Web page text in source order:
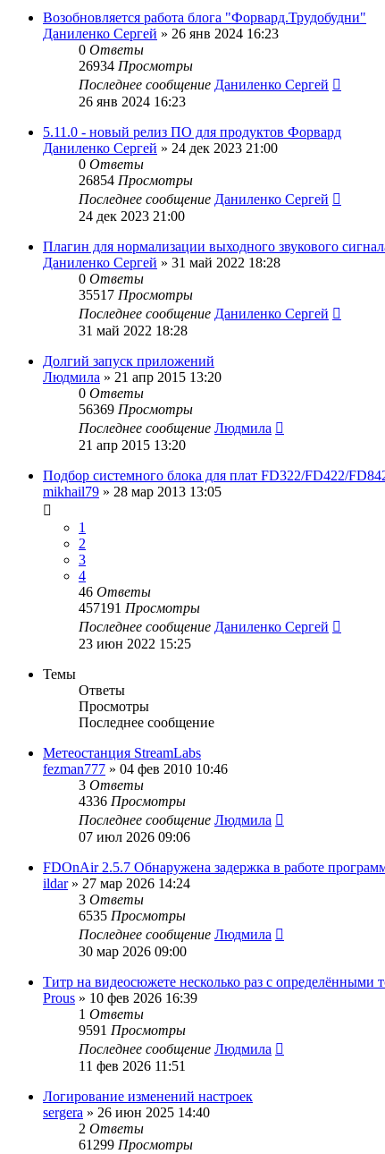
Возобновляется работа блога "Форвард.Трудобудни"
Даниленко Сергей » 26 янв 2024 16:23
0 Ответы
26934 Просмотры
Последнее сообщение Даниленко Сергей
26 янв 2024 16:23
5.11.0 - новый релиз ПО для продуктов Форвард
Даниленко Сергей » 24 дек 2023 21:00
0 Ответы
26854 Просмотры
Последнее сообщение Даниленко Сергей
24 дек 2023 21:00
Плагин для нормализации выходного звукового
Даниленко Сергей » 31 май 2022 18:28
0 Ответы
35517 Просмотры
Последнее сообщение Даниленко Сергей
31 май 2022 18:28
Долгий запуск приложений
Людмила » 21 апр 2015 13:20
0 Ответы
56369 Просмотры
Последнее сообщение Людмила
21 апр 2015 13:20
Подбор системного блока для плат FD322/FD422/
mikhail79 » 28 мар 2013 13:05
1
2
3
4
46 Ответы
457191 Просмотры
Последнее сообщение Даниленко Сергей
23 июн 2022 15:25
Темы
Ответы
Просмотры
Последнее сообщение
Метеостанция StreamLabs
fezman777 » 04 фев 2010 10:46
3 Ответы
4336 Просмотры
Последнее сообщение Людмила
07 июл 2026 09:06
FDOnAir 2.5.7 Обнаружена задержка в работе
ildar» 27 мар 2026 14:24
3 Ответы
6535 Просмотры
Последнее сообщение Людмила
30 мар 2026 09:00
Титр на видеосюжете несколько раз с определёнными
Prous » 10 фев 2026 16:39
1 Ответы
9591 Просмотры
Последнее сообщение Людмила
11 фев 2026 11:51
Логирование изменений настроек
sergera » 26 июн 2025 14:40
2 Ответы
61299 Просмотры